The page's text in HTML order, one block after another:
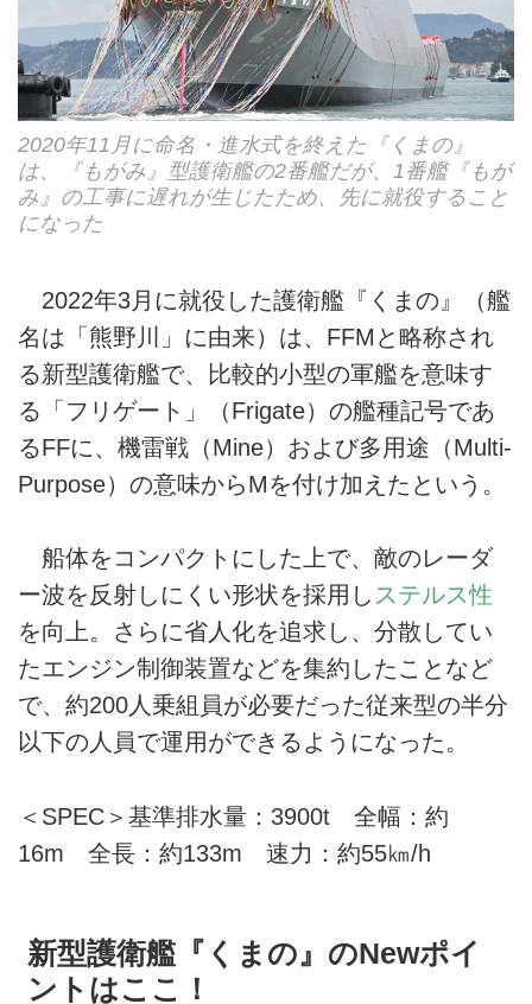
2020年11月に命名・進水式を終えた『くまの』
は、『もがみ』型護衛艦の2番艦だが、1番艦『もが
み』の工事に遅れが生じたため、先に就役すること
になった
2022年3月に就役した護衛艦『くまの』（艦
名は「熊野川」に由来）は、FFMと略称され
る新型護衛艦で、比較的小型の軍艦を意味す
る「フリゲート」（Frigate）の艦種記号であ
るFFに、機雷戦（Mine）および多用途（Multi-
Purpose）の意味からMを付け加えたという。
船体をコンパクトにした上で、敵のレーダ
ー波を反射しにくい形状を採用しステルス性
を向上。さらに省人化を追求し、分散してい
たエンジン制御装置などを集約したことなど
で、約200人乗組員が必要だった従来型の半分
以下の人員で運用ができるようになった。
＜SPEC＞基準排水量：3900t 全幅：約
16m 全長：約133m 速力：約55㎞/h
新型護衛艦『くまの』のNewポイ
ントはここ！